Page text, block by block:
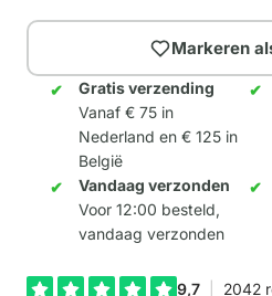
Markeren
Gratis verzending
Vanaf € 75 in
Nederland en € 125 in
België
Vandaag verzonden
Voor 12:00 besteld,
vandaag verzonden